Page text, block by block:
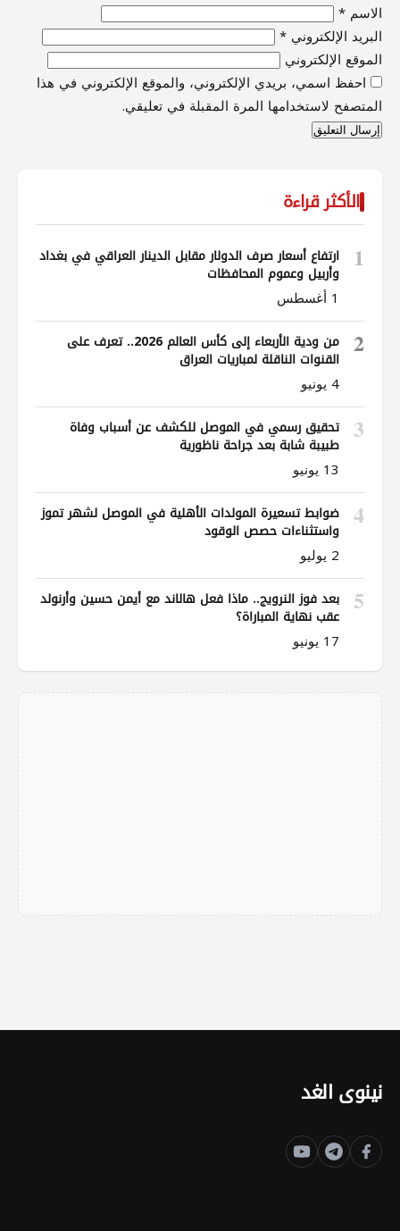
الاسم *
البريد الإلكتروني *
الموقع الإلكتروني
احفظ اسمي، بريدي الإلكتروني، والموقع الإلكتروني في هذا
المتصفح لاستخدامها المرة المقبلة في تعليقي.
الأكثر قراءة
1 ارتفاع أسعار صرف الدولار مقابل الدينار العراقي في بغداد
وأربيل وعموم المحافظات
1 أغسطس
2 من ودية الأربعاء إلى كأس العالم 2026.. تعرف على
القنوات الناقلة لمباريات العراق
4 يونيو
3 تحقيق رسمي في الموصل للكشف عن أسباب وفاة
طبيبة شابة بعد جراحة ناظورية
13 يونيو
4 ضوابط تسعيرة المولدات الأهلية في الموصل لشهر تموز
واستثناءات حصص الوقود
2 يوليو
5 بعد فوز النرويج.. ماذا فعل هالاند مع أيمن حسين وأرنولد
عقب نهاية المباراة؟
17 يونيو
نينوى الغد